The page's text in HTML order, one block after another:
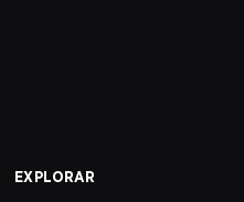
EXPLORAR